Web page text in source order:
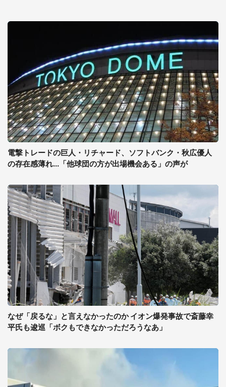
電撃トレードの巨人・リチャード、ソフトバンク・秋広優人
の存在感薄れ...「他球団の方が出場機会ある」の声が
なぜ「戻るな」と言えなかったのか イオン爆発事故で斎藤幸
平氏も逡巡「ボクもできなかっただろうなあ」